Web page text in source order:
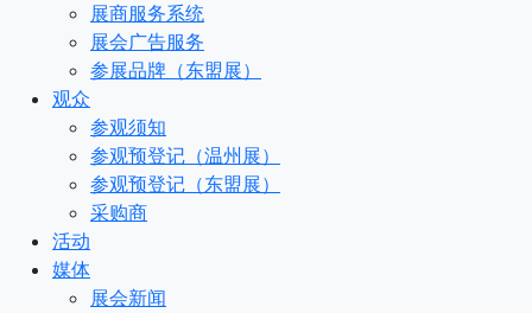
展商服务系统
展会广告服务
参展品牌（东盟展）
观众
参观须知
参观预登记（温州展）
参观预登记（东盟展）
采购商
活动
媒体
展会新闻